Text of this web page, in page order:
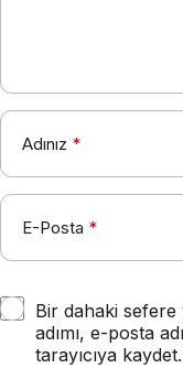
Adınız *
E-Posta *
Bir dahaki sefere
adımı, e-posta
tarayıcıya kaydet.